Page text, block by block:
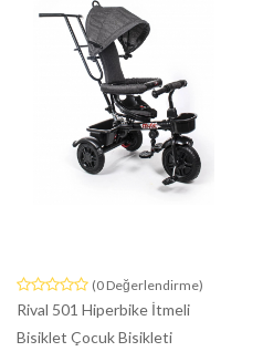
(0 Değerlendirme)
Rival 501 Hiperbike İtmeli
Bisiklet Çocuk Bisikleti